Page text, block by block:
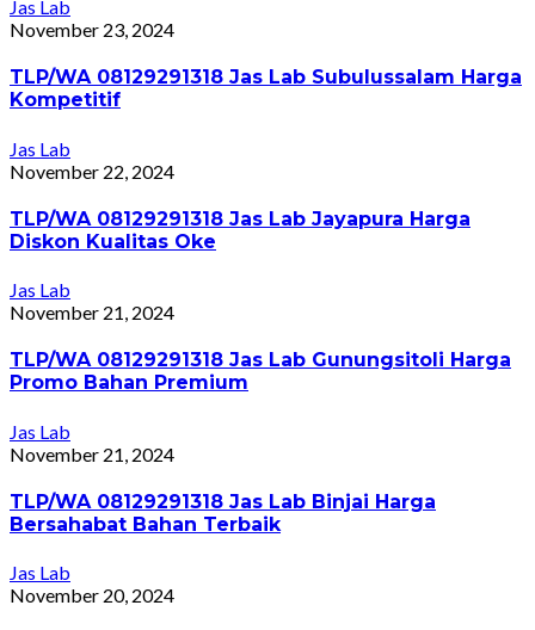
Jas Lab
November 23, 2024
TLP/WA 08129291318 Jas Lab Subulussalam Harga
Kompetitif
Jas Lab
November 22, 2024
TLP/WA 08129291318 Jas Lab Jayapura Harga
Diskon Kualitas Oke
Jas Lab
November 21, 2024
TLP/WA 08129291318 Jas Lab Gunungsitoli Harga
Promo Bahan Premium
Jas Lab
November 21, 2024
TLP/WA 08129291318 Jas Lab Binjai Harga
Bersahabat Bahan Terbaik
Jas Lab
November 20, 2024